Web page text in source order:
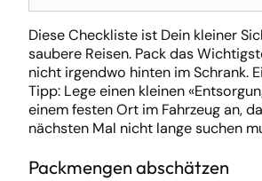
Diese Checkliste ist Dein kleiner
saubere Reisen. Pack das
nicht irgendwo hinten im Schrank.
Tipp: Lege einen kleinen
einem festen Ort im Fahrzeug an,
nächsten Mal nicht lange suchen
Packmengen abschätzen